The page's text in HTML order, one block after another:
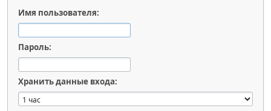
Имя пользователя:
Пароль:
Хранить данные входа: